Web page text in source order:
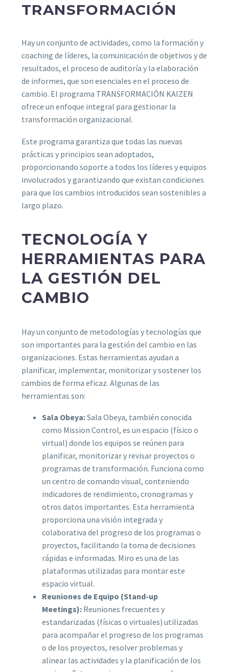
TRANSFORMACIÓN
Hay un conjunto de actividades, como la formación y
coaching de líderes, la comunicación de objetivos y de
resultados, el proceso de auditoría y la elaboración
de informes, que son esenciales en el proceso de
cambio. El programa TRANSFORMACIÓN KAIZEN
ofrece un enfoque integral para gestionar la
transformación organizacional.
Este programa garantiza que todas las nuevas
prácticas y principios sean adoptados,
proporcionando soporte a todos los líderes y equipos
involucrados y garantizando que existan condiciones
para que los cambios introducidos sean sostenibles a
largo plazo.
TECNOLOGÍA Y
HERRAMIENTAS PARA
LA GESTIÓN DEL
CAMBIO
Hay un conjunto de metodologías y tecnologías que
son importantes para la gestión del cambio en las
organizaciones. Estas herramientas ayudan a
planificar, implementar, monitorizar y sostener los
cambios de forma eficaz. Algunas de las
herramientas son:
Sala Obeya:Sala Obeya, también conocida
como Mission Control, es un espacio (físico o
virtual) donde los equipos se reúnen para
planificar, monitorizar y revisar proyectos o
programas de transformación. Funciona como
un centro de comando visual, conteniendo
indicadores de rendimiento, cronogramas y
otros datos importantes. Esta herramienta
proporciona una visión integrada y
colaborativa del progreso de los programas o
proyectos, facilitando la toma de decisiones
rápidas e informadas. Miro es una de las
plataformas utilizadas para montar este
espacio virtual.
Reuniones de Equipo (Stand-up
Meetings): Reuniones frecuentes y
estandarizadas (físicas o virtuales) utilizadas
para acompañar el progreso de los programas
o de los proyectos, resolver problemas y
alinear las actividades y la planificación de los